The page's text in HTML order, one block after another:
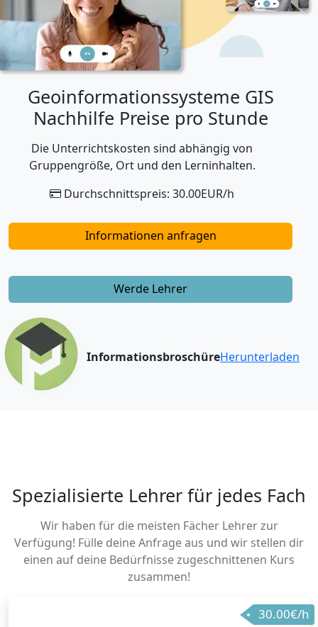
Geoinformationssysteme GIS
Nachhilfe Preise pro Stunde
Die Unterrichtskosten sind abhängig von
Gruppengröße, Ort und den Lerninhalten.
Durchschnittspreis: 30.00EUR/h
Informationen anfragen
Werde Lehrer
InformationsbroschüreHerunterladen
Spezialisierte Lehrer für jedes Fach
Wir haben für die meisten Fächer Lehrer zur
Verfügung! Fülle deine Anfrage aus und wir stellen dir
einen auf deine Bedürfnisse zugeschnittenen Kurs
zusammen!
30.00€/h